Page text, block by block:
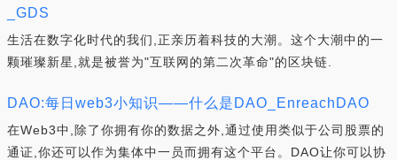
_GDS
生活在数字化时代的我们,正亲历着科技的大潮。这个大潮中的一
颗璀璨新星,就是被誉为"互联网的第二次革命"的区块链.
DAO:每日web3小知识——什么是DAO_EnreachDAO
在Web3中,除了你拥有你的数据之外,通过使用类似于公司股票的
通证,你还可以作为集体中一员而拥有这个平台。DAO让你可以协